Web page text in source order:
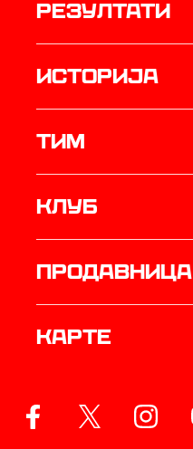
резултати
историја
ТИМ
Клуб
продавница
Карте